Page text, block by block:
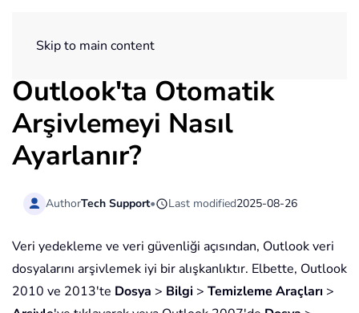
Skip to main content
Outlook'ta Otomatik
Arşivlemeyi Nasıl
Ayarlanır?
AuthorTech Support• Last modified2025-08-26
Veri yedekleme ve veri güvenliği açısından, Outlook veri
dosyalarını arşivlemek iyi bir alışkanlıktır. Elbette, Outlook
2010 ve 2013'te Dosya > Bilgi > Temizleme Araçları >